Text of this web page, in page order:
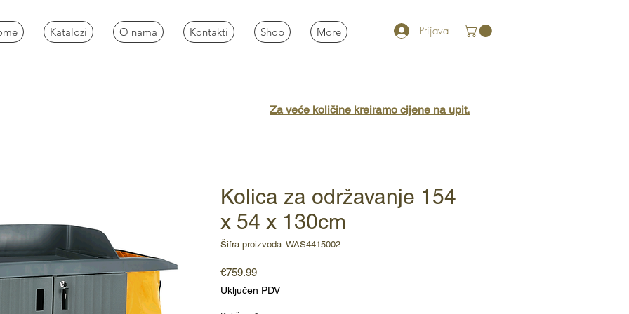
Katalozi O nama Kontakti Shop More Prijava
Kolica za održavanje 154
x 54 x 130cm
Šifra proizvoda: WAS4415002
€759.99Cijena
Uključen PDV
Za veće količine kreiramo cijene na upit.